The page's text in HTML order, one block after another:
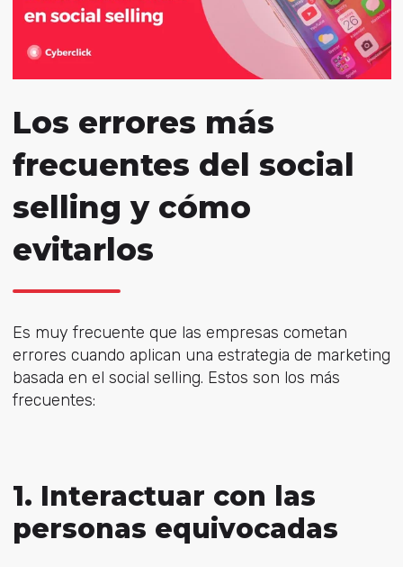
Los errores más
frecuentes del social
selling y cómo
evitarlos
Es muy frecuente que las empresas cometan
errores cuando aplican una estrategia de marketing
basada en el social selling. Estos son los más
frecuentes:
1. Interactuar con las
personas equivocadas